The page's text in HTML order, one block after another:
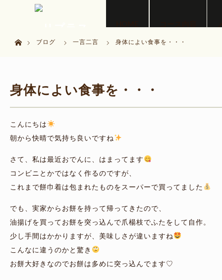
ブログ
一言二言 身体によい食事を・・・
身体によい食事を・・・
こんにちは
朝から快晴で気持ち良いですね
さて、私は最近おでんに、はまってます
コンビニとかではなく作るのですが、
これまで餅巾着は包まれたものをスーパーで買ってました
でも、実家からお餅を持って帰ってきたので、
油揚げを買ってお餅を突っ込んで爪楊枝でふたをして自作。
少し手間はかかりますが、美味しさが違いますね
こんなに違うのかと驚き
お餅大好きなのでお餅は多めに突っ込んでます♡